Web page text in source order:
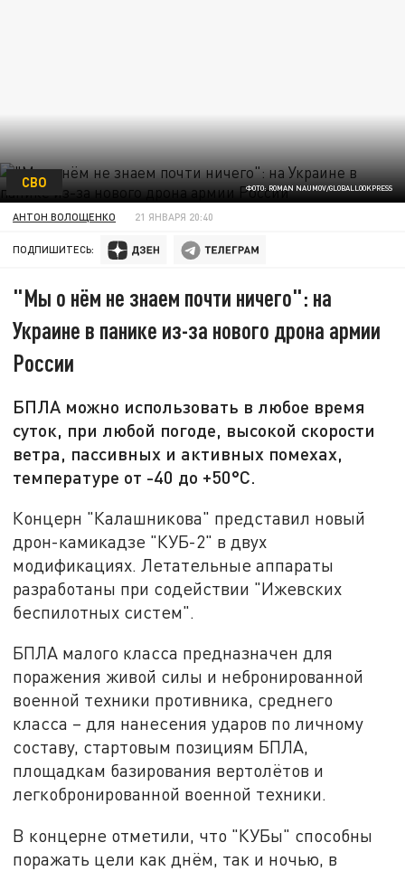
ФОТО: ROMAN NAUMOV/GLOBALLOOKPRESS
СВО
АНТОН ВОЛОЩЕНКО 21 ЯНВАРЯ 20:40
ПОДПИШИТЕСЬ:
"Мы о нём не знаем почти ничего": на
Украине в панике из-за нового дрона армии
России
БПЛА можно использовать в любое время
суток, при любой погоде, высокой скорости
ветра, пассивных и активных помехах,
температуре от -40 до +50°C.
Концерн "Калашникова" представил новый
дрон-камикадзе "КУБ-2" в двух
модификациях. Летательные аппараты
разработаны при содействии "Ижевских
беспилотных систем".
БПЛА малого класса предназначен для
поражения живой силы и небронированной
военной техники противника, среднего
класса – для нанесения ударов по личному
составу, стартовым позициям БПЛА,
площадкам базирования вертолётов и
легкобронированной военной техники.
В концерне отметили, что "КУБы" способны
поражать цели как днём, так и ночью, в